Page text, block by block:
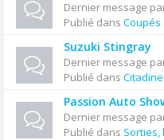
Dernier message
Publié dans Coupés
Suzuki Stingray
Dernier message
Publié dans
Passion Auto
Dernier message
Publié dans Sorties,